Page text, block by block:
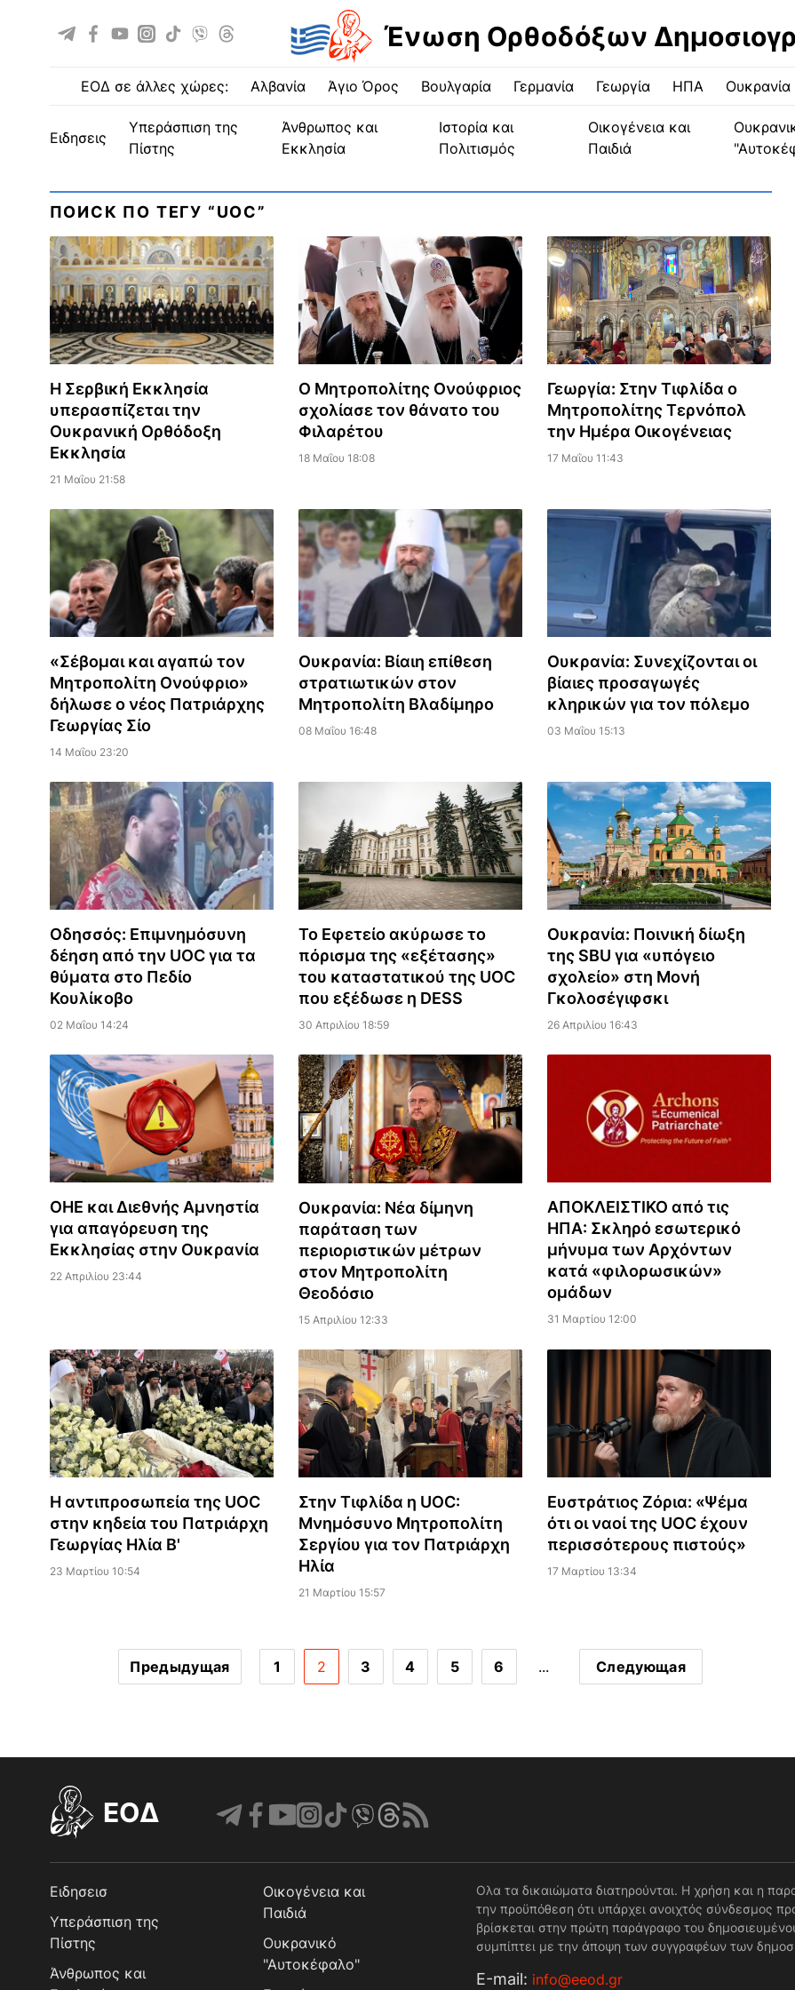
Ένωση Ορθοδόξων
ΕΟΔ σε άλλες χώρες: Αλβανία Άγιο Όρος Βουλγαρία Γερμανία Γεωργία ΗΠΑ Ουκρανία
ειδησεις
Υπεράσπιση της
Πίστης
Άνθρωπος και
Εκκλησία
Ιστορία και
Πολιτισμός
Οικογένεια και
Παιδιά
ПОИСК ПО ТЕГУ “UOC”
Η Σερβική Εκκλησία
υπερασπίζεται την
Ουκρανική Ορθόδοξη
Εκκλησία
21 Μαΐου 21:58
Ο Μητρоπολίτης Ονούφριος
σχολίασε τον θάνατο του
Φιλαρέτου
18 Μαΐου 18:08
Γεωργία: Στην Τιφλίδα ο
Μητροπολίτης Τερνόπολ
την Ημέρα Οικογένειας
17 Μαΐου 11:43
«Σέβομαι και αγαπώ τον
Μητροπολίτη Ονούφριο»
δήλωσε ο νέος Πατριάρχης
Γεωργίας Σίο
14 Μαΐου 23:20
Ουκρανία: Βίαιη επίθεση
στρατιωτικών στον
Μητροπολίτη Βλαδίμηρο
08 Μαΐου 16:48
Ουκρανία: Συνεχίζονται οι
βίαιες προσαγωγές
κληρικών για τον πόλεμο
03 Μαΐου 15:13
Οδησσός: Επιμνημόσυνη
δέηση από την UOC για τα
θύματα στο Πεδίο
Κουλίκοβο
02 Μαΐου 14:24
Το Εφετείο ακύρωσε το
πόρισμα της «εξέτασης»
του καταστατικού της UOC
που εξέδωσε η DESS
30 Απριλίου 18:59
Ουκρανία: Ποινική δίωξη
της SBU για «υπόγειο
σχολείο» στη Μονή
Γκολοσέγιφσκι
26 Απριλίου 16:43
ΟΗΕ και Διεθνής Αμνηστία
για απαγόρευση της
Εκκλησίας στην Ουκρανία
22 Απριλίου 23:44
Ουκρανία: Νέα δίμηνη
παράταση των
περιοριστικών μέτρων
στον Μητροπολίτη
Θεοδόσιο
15 Απριλίου 12:33
ΑΠΟΚΛΕΙΣΤΙΚΟ από τις
ΗΠΑ: Σκληρό εσωτερικό
μήνυμα των Αρχόντων
κατά «φιλορωσικών»
ομάδων
31 Μαρτίου 12:00
Η αντιπροσωπεία της UOC
στην κηδεία του Πατριάρχη
Γεωργίας Ηλία Β'
23 Μαρτίου 10:54
Στην Τιφλίδα η UOC:
Μνημόσυνο Μητροπολίτη
Σεργίου για τον Πατριάρχη
Ηλία
21 Μαρτίου 15:57
Ευστράτιος Ζόρια: «Ψέμα
ότι οι ναοί της UOC έχουν
περισσότερους πιστούς»
17 Μαρτίου 13:34
Предыдущая 1 2 3 4 5 6 ... Следующая
EOΔ
Ειδησεισ
Υπεράσπιση της
Πίστης
Άνθρωπος και
Οικογένεια και
Παιδιά
Ουκρανικό
"Αυτοκέφαλο"
Ολα τα δικαιώματα διατηρούνται. Η χρήση και η
την προϋπόθεση ότι υπάρχει ανοιχτός σύνδεσμος
βρίσκεται στην πρώτη παράγραφο του
συμπίπτει με την άποψη των συγγραφέων των
Е-mail: info@eeod.gr